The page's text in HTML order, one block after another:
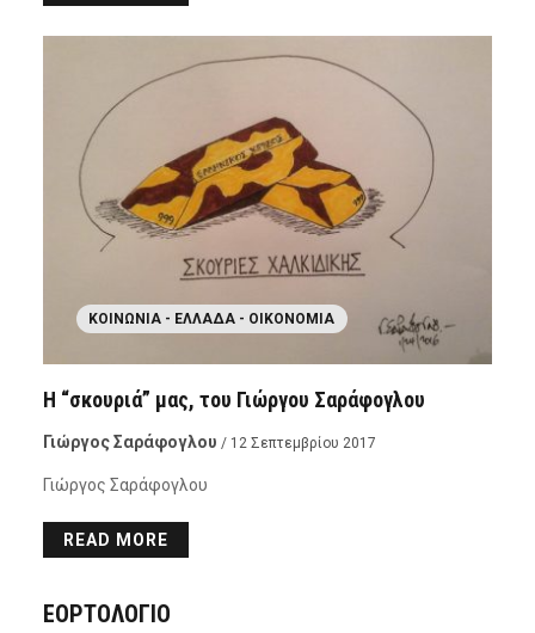
ΚΟΙΝΩΝΊΑ - ΕΛΛΆΔΑ - ΟΙΚΟΝΟΜΊΑ
Η “σκουριά” μας, του Γιώργου Σαράφογλου
Γιώργος Σαράφογλου / 12 Σεπτεμβρίου 2017
Γιώργος Σαράφογλου
READ MORE
ΕΟΡΤΟΛΟΓΙΟ